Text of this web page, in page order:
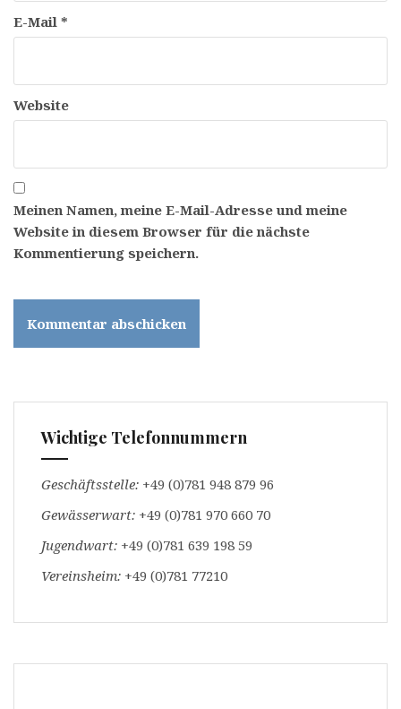
E-Mail *
Website
Meinen Namen, meine E-Mail-Adresse und meine
Website in diesem Browser für die nächste
Kommentierung speichern.
Wichtige Telefonnummern
Geschäftsstelle: +49 (0)781 948 879 96
Gewässerwart: +49 (0)781 970 660 70
Jugendwart: +49 (0)781 639 198 59
Vereinsheim: +49 (0)781 77210